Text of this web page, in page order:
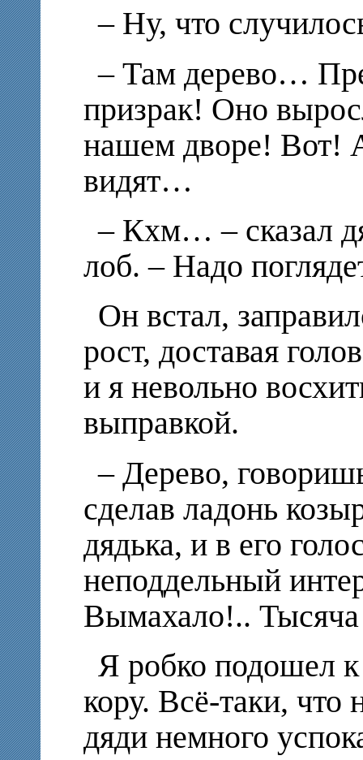
– Ну, что
– Там дерево…
призрак! Оно
нашем дворе! Вот!
видят…
– Кхм… – сказал
лоб. – Надо
Он встал,
рост, доставая
и я невольно
выправкой.
– Дерево,
сделав ладонь
дядька, и в его
неподдельный
Вымахало!..
Я робко подошел
кору. Всё-таки, что
дяди немного